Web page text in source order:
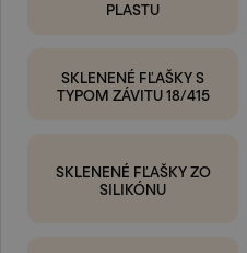
PLASTU
SKLENENÉ FĽAŠKY S
TYPOM ZÁVITU 18/415
SKLENENÉ FĽAŠKY ZO
SILIKÓNU